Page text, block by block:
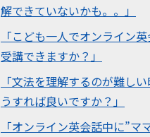
解できていないかも。。」
「こども一人でオンライン
受講できますか？」
「文法を理解するのが難し
うすれば良いですか？」
「オンライン英会話中に”マ